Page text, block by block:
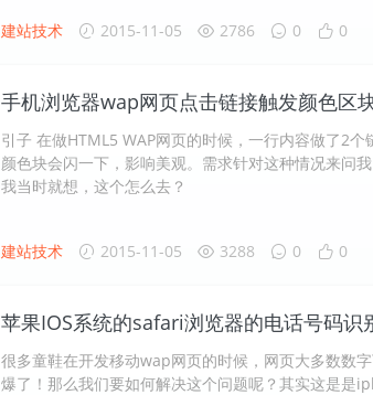
建站技术 2015-11-05 2786 0 0
手机浏览器wap网页点击链接触发颜色区
引子 在做HTML5 WAP网页的时候，一行内容做了2
颜色块会闪一下，影响美观。需求针对这种情况来问
我当时就想，这个怎么去？
建站技术 2015-11-05 3288 0 0
苹果IOS系统的safari浏览器的电话号码识
很多童鞋在开发移动wap网页的时候，网页大多数数
爆了！那么我们要如何解决这个问题呢？其实这是是